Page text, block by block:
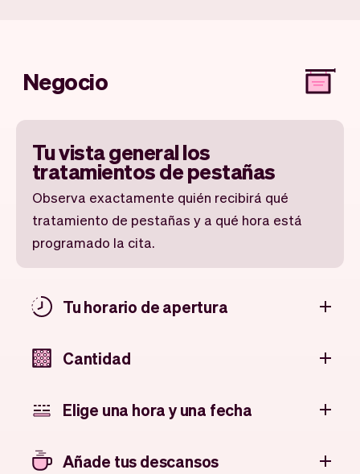
Negocio
Tu vista general los
tratamientos de pestañas
Observa exactamente quién recibirá qué
tratamiento de pestañas y a qué hora está
programado la cita.
Tu horario de apertura
Cantidad
Elige una hora y una fecha
Añade tus descansos